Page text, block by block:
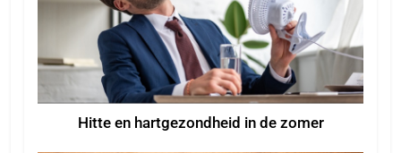
Hitte en hartgezondheid in de zomer